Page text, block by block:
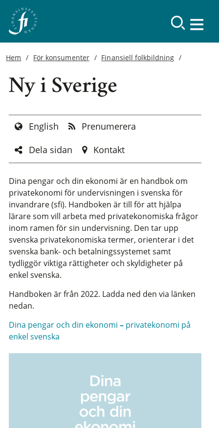
Hem För konsumenter Finansiell folkbildning
Ny i Sverige
English
Prenumerera
Dela sidan
Kontakt
Dina pengar och din ekonomi är en handbok om
privatekonomi för undervisningen i svenska för
invandrare (sfi). Handboken är till för att hjälpa
lärare som vill arbeta med privatekonomiska frågor
inom ramen för sin undervisning. Den tar upp
svenska privatekonomiska termer, orienterar i det
svenska bank- och betalningssystemet samt
tydliggör viktiga rättigheter och skyldigheter på
enkel svenska.
Handboken är från 2022. Ladda ned den via länken
nedan.
Dina pengar och din ekonomi – privatekonomi på
enkel svenska